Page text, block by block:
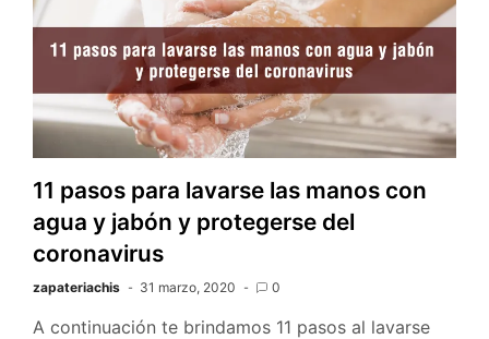
11 pasos para lavarse las manos con
agua y jabón y protegerse del
coronavirus
zapateriachis 31 marzo, 2020 0
A continuación te brindamos 11 pasos al lavarse